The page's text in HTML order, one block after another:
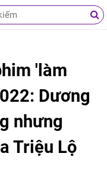
'làm
Dương
nhưng
Triệu Lộ